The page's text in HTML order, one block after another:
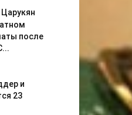
после
и
23